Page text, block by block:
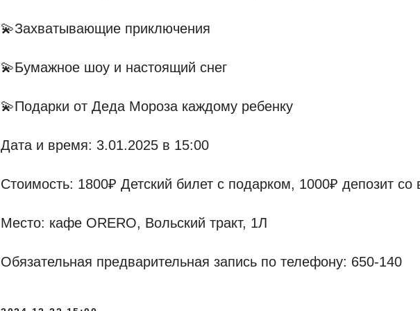
💫Захватывающие приключения
💫Бумажное шоу и настоящий снег
💫Подарки от Деда Мороза каждому ребенку
Дата и время: 3.01.2025 в 15:00
Стоимость: 1800₽ Детский билет с подарком, 1000₽ депозит со
Место: кафе ORERO, Вольский тракт, 1Л
Обязательная предварительная запись по телефону: 650-140